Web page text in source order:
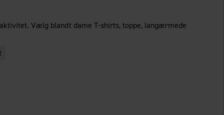
Vælg blandt dame T-shirts, toppe, langærmede